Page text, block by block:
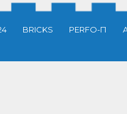
BRICKS PERFO-П